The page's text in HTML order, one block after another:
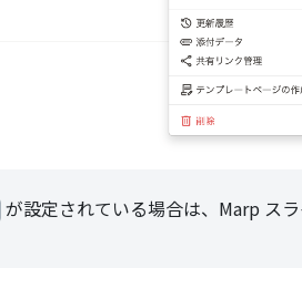
が設定されている場合は、Marp ス